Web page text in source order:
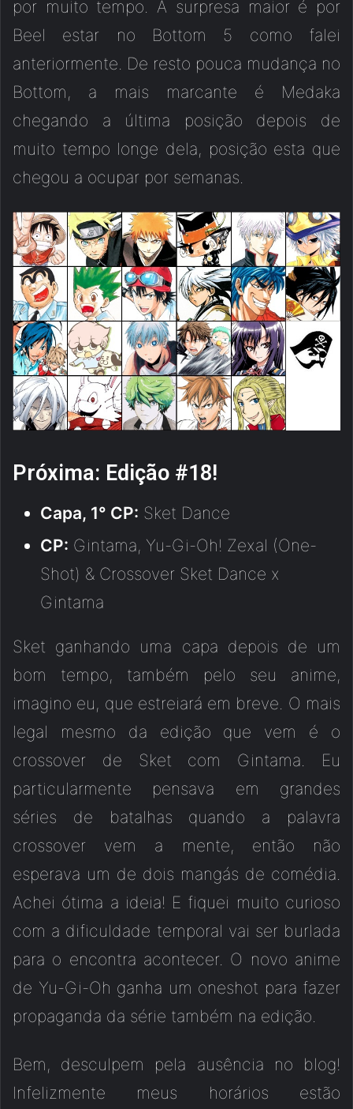
por muito tempo. A surpresa maior é por
Beel estar no Bottom 5 como falei
anteriormente. De resto pouca mudança no
Bottom, a mais marcante é Medaka
chegando a última posição depois de
muito tempo longe dela, posição esta que
chegou a ocupar por semanas.
Próxima: Edição #18!
Capa, 1° CP: Sket Dance
CP: Gintama, Yu-Gi-Oh! Zexal (One-
Shot) & Crossover Sket Dance x
Gintama
Sket ganhando uma capa depois de um
bom tempo, também pelo seu anime,
imagino eu, que estreiará em breve. O mais
legal mesmo da edição que vem é o
crossover de Sket com Gintama. Eu
particularmente pensava em grandes
séries de batalhas quando a palavra
crossover vem a mente, então não
esperava um de dois mangás de comédia.
Achei ótima a ideia! E fiquei muito curioso
com a dificuldade temporal vai ser burlada
para o encontra acontecer. O novo anime
de Yu-Gi-Oh ganha um oneshot para fazer
propaganda da série também na edição.
Bem, desculpem pela ausência no blog!
Infelizmente meus horários estão